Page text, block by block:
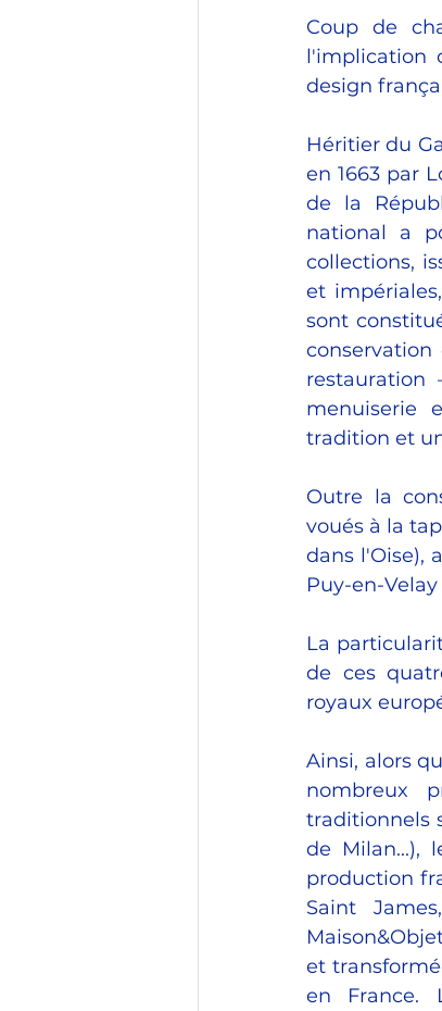
Coup de
l'implication
design
Héritier du
en 1663 par
de la
national a
collections,
et
sont
restauration
menuiserie
tradition et
Outre la
voués à la
dans l'Oise),
Puy-en-
La
de ces
royaux
Ainsi, alors
nombreux
traditionnels
de Milan...),
production
Saint
et
en France.